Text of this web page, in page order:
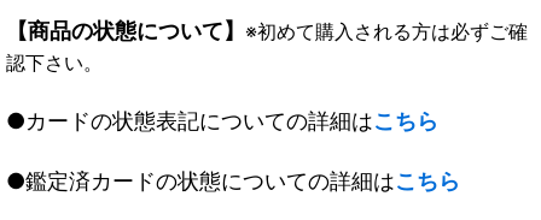
【商品の状態について】 ※初めて購入される方は必ずご確
認下さい。
●カードの状態表記についての詳細はこちら
●鑑定済カードの状態についての詳細はこちら